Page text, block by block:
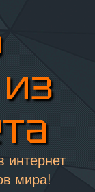
интернет
мира!